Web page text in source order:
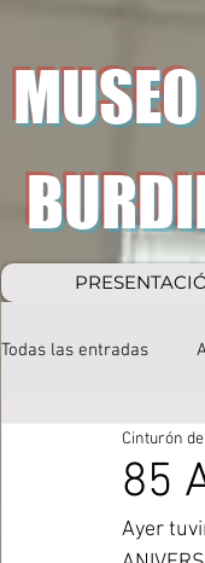
Todas las entradas
85
Cinturón
Ayer